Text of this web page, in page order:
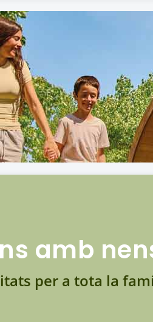
amb
per a tota la